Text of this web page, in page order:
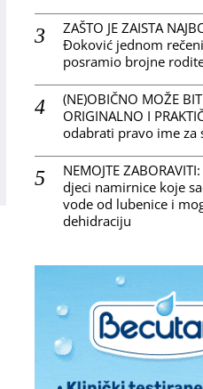
ZAŠTO JE ZAISTA
Đoković jednom
posramio brojne
(NE)OBIČNO MOŽE
ORIGINALNO I
odabrati pravo ime za
NEMOJTE
djeci namirnice koje
vode od lubenice i
dehidraciju